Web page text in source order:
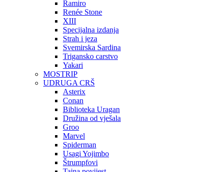
Ramiro
Renée Stone
XIII
Specijalna izdanja
Strah i jeza
Svemirska Sardina
Trigansko carstvo
Yakari
MOSTRIP
UDRUGA CRŠ
Asterix
Conan
Biblioteka Uragan
Družina od vješala
Groo
Marvel
Spiderman
Usagi Yojimbo
Štrumpfovi